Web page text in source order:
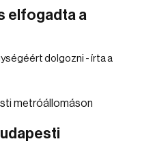
elfogadta a
dolgozni - írta a